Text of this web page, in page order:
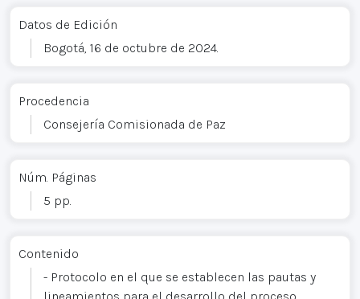
Datos de Edición
Bogotá, 16 de octubre de 2024.
Procedencia
Consejería Comisionada de Paz
Núm. Páginas
5 pp.
Contenido
- Protocolo en el que se establecen las pautas y